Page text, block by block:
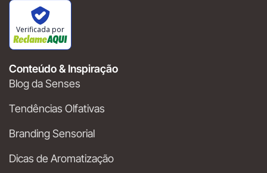
Verificada por
Conteúdo & Inspiração
Blog da Senses
Tendências Olfativas
Branding Sensorial
Dicas de Aromatização